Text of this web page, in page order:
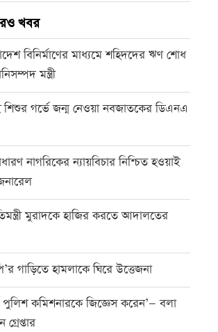
খবর
বিনির্মাণের মাধ্যমে শহিদদের ঋণ শোধ
মন্ত্রী
গর্ভে জন্ম নেওয়া নবজাতকের ডিএনএ
নাগরিকের ন্যায়বিচার নিশ্চিত হওয়াই
মুরাদকে হাজির করতে আদালতের
গাড়িতে হামলাকে ঘিরে উত্তেজনা
পুলিশ কমিশনারকে জিজ্ঞেস করেন’— বলা